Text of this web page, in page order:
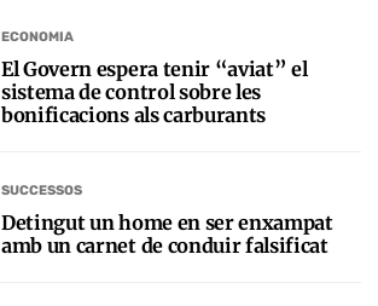
ECONOMIA
El Govern espera tenir “aviat” el
sistema de control sobre les
bonificacions als carburants
SUCCESSOS
Detingut un home en ser enxampat
amb un carnet de conduir falsificat